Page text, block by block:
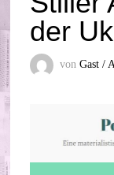
der
vonGast /